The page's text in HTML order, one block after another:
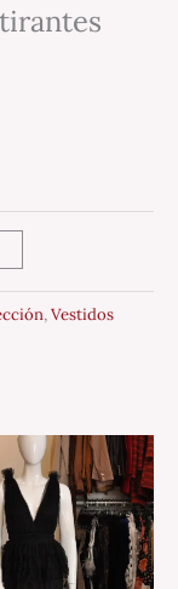
,Vestidos
Original
price
was:
$3,500.00.
Current
price
is:
$1,750.00.